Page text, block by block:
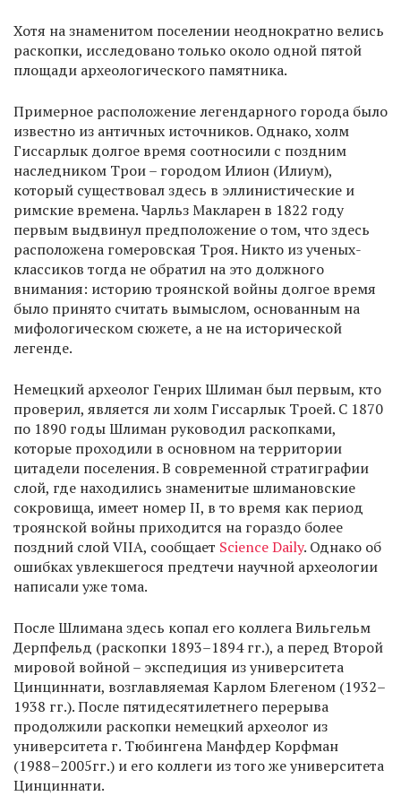
Хотя на знаменитом поселении неоднократно велись
раскопки, исследовано только около одной пятой
площади археологического памятника.
Примерное расположение легендарного города было
известно из античных источников. Однако, холм
Гиссарлык долгое время соотносили с поздним
наследником Трои – городом Илион (Илиум),
который существовал здесь в эллинистические и
римские времена. Чарльз Макларен в 1822 году
первым выдвинул предположение о том, что здесь
расположена гомеровская Троя. Никто из ученых-
классиков тогда не обратил на это должного
внимания: историю троянской войны долгое время
было принято считать вымыслом, основанным на
мифологическом сюжете, а не на исторической
легенде.
Немецкий археолог Генрих Шлиман был первым, кто
проверил, является ли холм Гиссарлык Троей. С 1870
по 1890 годы Шлиман руководил раскопками,
которые проходили в основном на территории
цитадели поселения. В современной стратиграфии
слой, где находились знаменитые шлимановские
сокровища, имеет номер II, в то время как период
троянской войны приходится на гораздо более
поздний слой VIIA, сообщает Science Daily. Однако об
ошибках увлекшегося предтечи научной археологии
написали уже тома.
После Шлимана здесь копал его коллега Вильгельм
Дерпфельд (раскопки 1893–1894 гг.), а перед Второй
мировой войной – экспедиция из университета
Цинциннати, возглавляемая Карлом Блегеном (1932–
1938 гг.). После пятидесятилетнего перерыва
продолжили раскопки немецкий археолог из
университета г. Тюбингена Манфдер Корфман
(1988–2005гг.) и его коллеги из того же университета
Цинциннати.